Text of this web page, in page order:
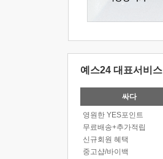
예스24 대표서비스
싸다
영원한 YES포인트
무료배송+추가적립
신규회원 혜택
중고샵/바이백